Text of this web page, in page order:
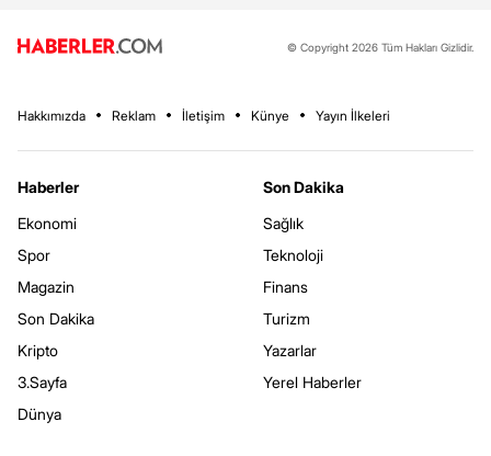
© Copyright 2026 Tüm Hakları Gizlidir.
Hakkımızda Reklam İletişim Künye Yayın İlkeleri
Haberler
Ekonomi
Spor
Magazin
Son Dakika
Kripto
3.Sayfa
Dünya
Son Dakika
Sağlık
Teknoloji
Finans
Turizm
Yazarlar
Yerel Haberler